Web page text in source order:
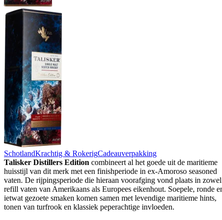
SchotlandKrachtig & RokerigCadeauverpakking
Talisker Distillers Edition combineert al het goede uit de maritieme
huisstijl van dit merk met een finishperiode in ex-Amoroso seasoned
vaten. De rijpingsperiode die hieraan voorafging vond plaats in zowel
refill vaten van Amerikaans als Europees eikenhout. Soepele, ronde
ietwat gezoete smaken komen samen met levendige maritieme hints,
tonen van turfrook en klassiek peperachtige invloeden.